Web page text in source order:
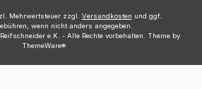
Mehrwertsteuer zzgl. Versandkosten und ggf.
wenn nicht anders angegeben.
e.K. - Alle Rechte vorbehalten. Theme by
ThemeWare®